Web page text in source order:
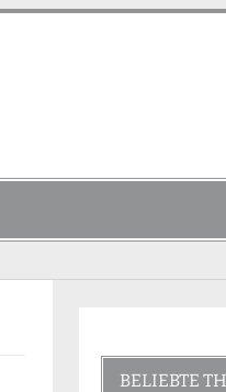
BELIEBTE